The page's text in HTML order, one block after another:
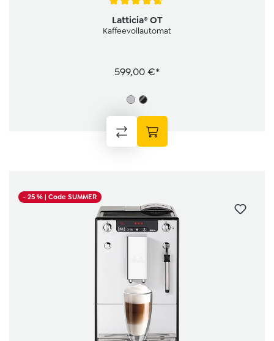
Durchschnittliche Bewertung von 4.7 von 5 Sternen
Latticia® OT
Kaffeevollautomat
599,00 €*
- 25 %| Code SUMMER